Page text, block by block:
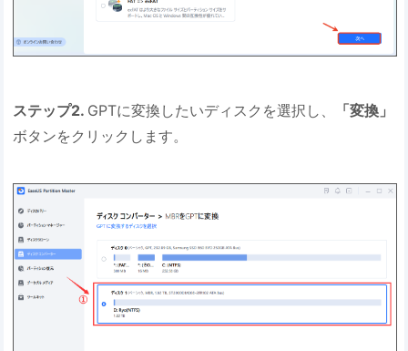
ステップ2. GPTに変換したいディスクを選択し、
「変換」
ボタンをクリックします。